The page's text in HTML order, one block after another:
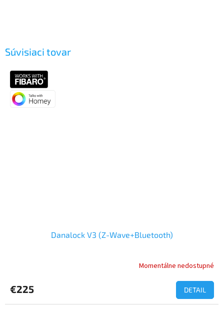
Súvisiaci tovar
Danalock V3 (Z-Wave+Bluetooth)
produktu
je
4,0
Momentálne nedostupné
€225 DETAIL